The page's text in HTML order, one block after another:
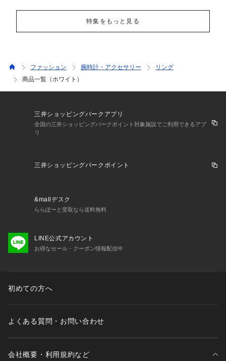
特集をもっと見る
ファッション 腕時計・アクセサリー
リング
商品一覧（ホワイト）
三井ショッピングパークアプリ
全国の三井ショッピングパークポイント対象施設でご利用できるアプ
リ
三井ショッピングパークポイント
&mallデスク
ららぽーと受取なら送料無料
LINE公式アカウント
お得なセール・クーポン情報配信中
初めての方へ
よくある質問・お問い合わせ
会社概要・利用規約など